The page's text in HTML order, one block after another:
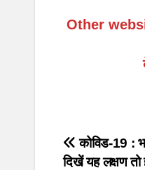
Other
Post
कोविड-19 :
दिखें यह लक्षण तो